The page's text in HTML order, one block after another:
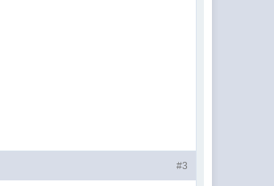
#3